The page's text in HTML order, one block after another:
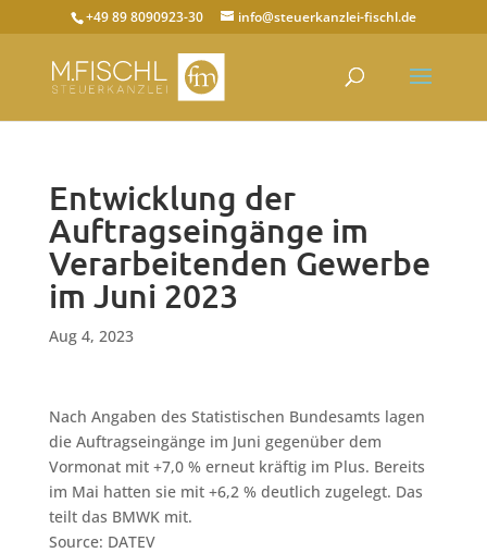
+49 89 8090923-30 info@steuerkanzlei-fischl.de
Entwicklung der
Auftragseingänge im
Verarbeitenden Gewerbe
im Juni 2023
Aug 4, 2023
Nach Angaben des Statistischen Bundesamts lagen
die Auftragseingänge im Juni gegenüber dem
Vormonat mit +7,0 % erneut kräftig im Plus. Bereits
im Mai hatten sie mit +6,2 % deutlich zugelegt. Das
teilt das BMWK mit.
Source: DATEV